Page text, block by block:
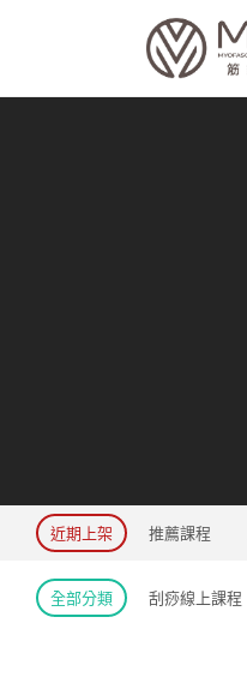
近期上架 推薦課程
全部分類 刮痧線上課程